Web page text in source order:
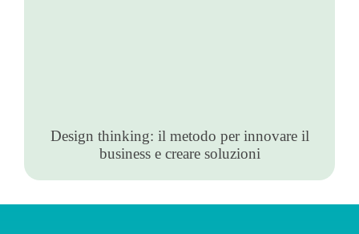
Design thinking: il metodo per innovare il
business e creare soluzioni